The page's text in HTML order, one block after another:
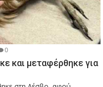
0
και μεταφέρθηκε για